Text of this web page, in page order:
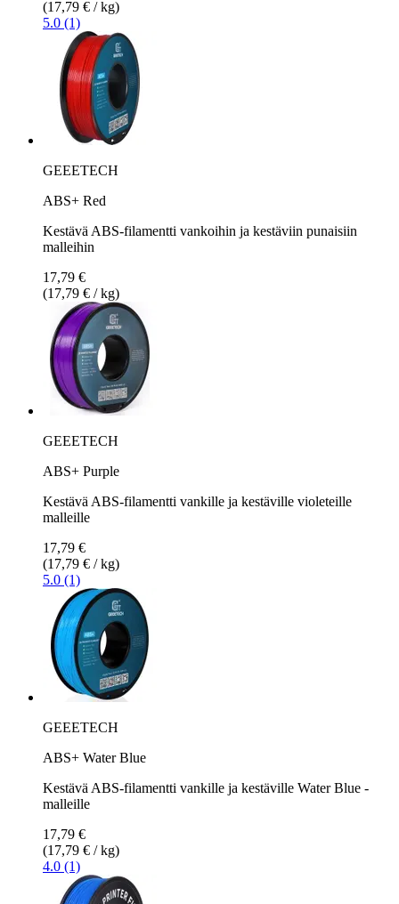
(17,79 € / kg)
5.0 (1)
GEEETECH
ABS+ Red
Kestävä ABS-filamentti vankoihin ja kestäviin punaisiin
malleihin
17,79 €
(17,79 € / kg)
GEEETECH
ABS+ Purple
Kestävä ABS-filamentti vankille ja kestäville violeteille
malleille
17,79 €
(17,79 € / kg)
5.0 (1)
GEEETECH
ABS+ Water Blue
Kestävä ABS-filamentti vankille ja kestäville Water Blue -
malleille
17,79 €
(17,79 € / kg)
4.0 (1)